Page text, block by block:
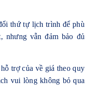
thứ tự lịch trình để phù
nhưng vẫn đảm bảo đủ
trợ của về giá theo quy
vui lòng không bỏ qua